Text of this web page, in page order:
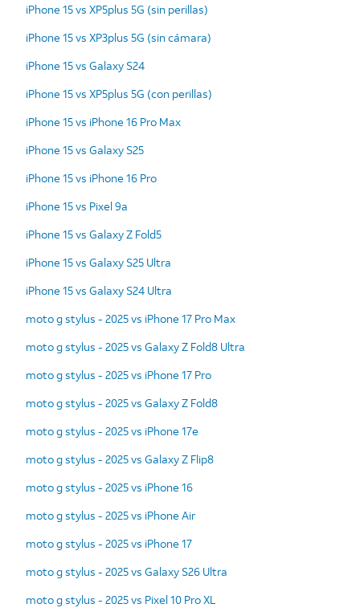
iPhone 15 vs XP5plus 5G (sin perillas)
iPhone 15 vs XP3plus 5G (sin cámara)
iPhone 15 vs Galaxy S24
iPhone 15 vs XP5plus 5G (con perillas)
iPhone 15 vs iPhone 16 Pro Max
iPhone 15 vs Galaxy S25
iPhone 15 vs iPhone 16 Pro
iPhone 15 vs Pixel 9a
iPhone 15 vs Galaxy Z Fold5
iPhone 15 vs Galaxy S25 Ultra
iPhone 15 vs Galaxy S24 Ultra
moto g stylus - 2025 vs iPhone 17 Pro Max
moto g stylus - 2025 vs Galaxy Z Fold8 Ultra
moto g stylus - 2025 vs iPhone 17 Pro
moto g stylus - 2025 vs Galaxy Z Fold8
moto g stylus - 2025 vs iPhone 17e
moto g stylus - 2025 vs Galaxy Z Flip8
moto g stylus - 2025 vs iPhone 16
moto g stylus - 2025 vs iPhone Air
moto g stylus - 2025 vs iPhone 17
moto g stylus - 2025 vs Galaxy S26 Ultra
moto g stylus - 2025 vs Pixel 10 Pro XL